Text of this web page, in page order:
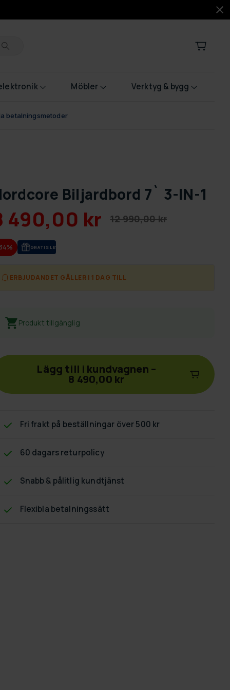
Möbler Verktyg & bygg
betalningsmetoder
Biljardbord 7` 3-IN-1
490,00 kr 12 990,00 kr
GRA­TIS LE­VE­RANS
ERBJUDANDET GÄLLER I 1 DAG TILL
Produkt tillgänglig
Lägg till i kundvagnen –
8 490,00 kr
Fri frakt på beställningar över 500 kr
60 dagars returpolicy
Snabb & pålitlig kundtjänst
Flexibla betalningssätt